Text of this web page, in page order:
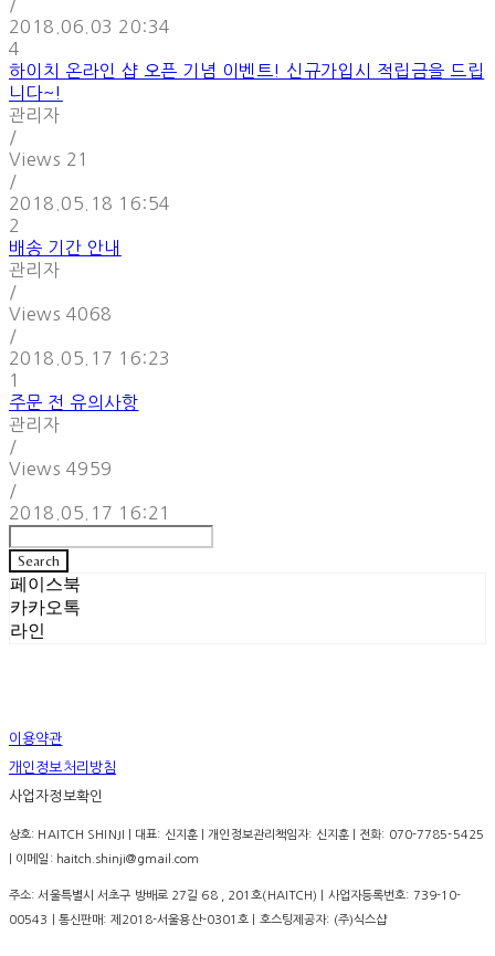
/
2018.06.03 20:34
4
하이치 온라인 샵 오픈 기념 이벤트! 신규가입시 적립금을 드립
니다~!
관리자
/
Views 21
/
2018.05.18 16:54
2
배송 기간 안내
관리자
/
Views 4068
/
2018.05.17 16:23
1
주문 전 유의사항
관리자
/
Views 4959
/
2018.05.17 16:21
Search
페이스북
카카오톡
라인
이용약관
개인정보처리방침
사업자정보확인
상호: HAITCH SHINJI | 대표: 신지훈 | 개인정보관리책임자: 신지훈 | 전화: 070-7785-5425
| 이메일: haitch.shinji@gmail.com
주소: 서울특별시 서초구 방배로 27길 68 , 201호(HAITCH) | 사업자등록번호: 739-10-
00543
| 통신판매: 제2018-서울용산-0301호 | 호스팅제공자: (주)식스샵